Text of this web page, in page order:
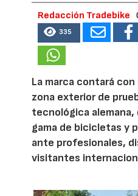
Redacción Tradebike
335
La marca contará
zona exterior de
tecnológica alemana,
gama de bicicletas y
ante profesionales,
visitantes